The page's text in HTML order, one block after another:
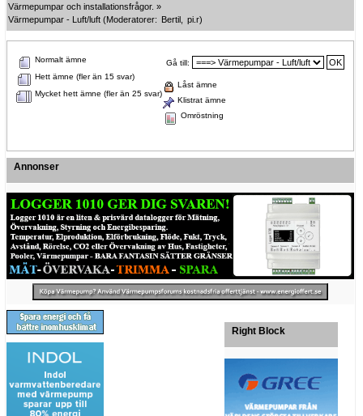
Värmepumpar och installationsfrågor. »
Värmepumpar - Luft/luft (Moderatorer: Bertil pi.r)
Gå till:
Normalt ämne
Hett ämne (fler än 15 svar)
Mycket hett ämne (fler än 25 svar)
Låst ämne
Klistrat ämne
Omröstning
Annonser
Right Block